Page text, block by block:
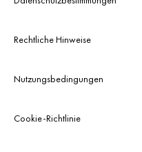
Rechtliche Hinweise
Nutzungsbedingungen
Cookie-Richtlinie